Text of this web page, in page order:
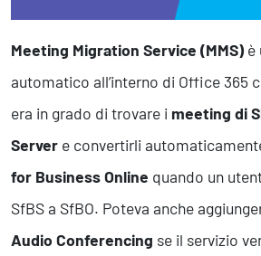
Digital
Modern Infrastructure
Produttività & Lavoro in Team
Remote Working & Video e Audio
Sicurezza & Conformità
Sviluppo App
Operation
Smart Working
Meeting Migration Service (MMS)è
automatico all’interno di Office 365
era in grado di trovare i meeting di
Server e convertirli
for Business Online quando un
SfBS a SfBO. Poteva anche
Audio Conferencing se il servizio